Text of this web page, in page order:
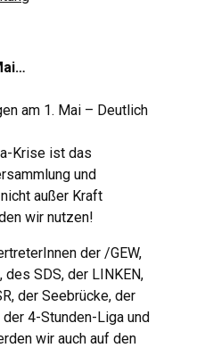
am 1. Mai – Deutlich
Krise ist das
und
außer Kraft
wir nutzen!
der /GEW,
SDS, der LINKEN,
der Seebrücke, der
der 4-Stunden-Liga und
wir auch auf den